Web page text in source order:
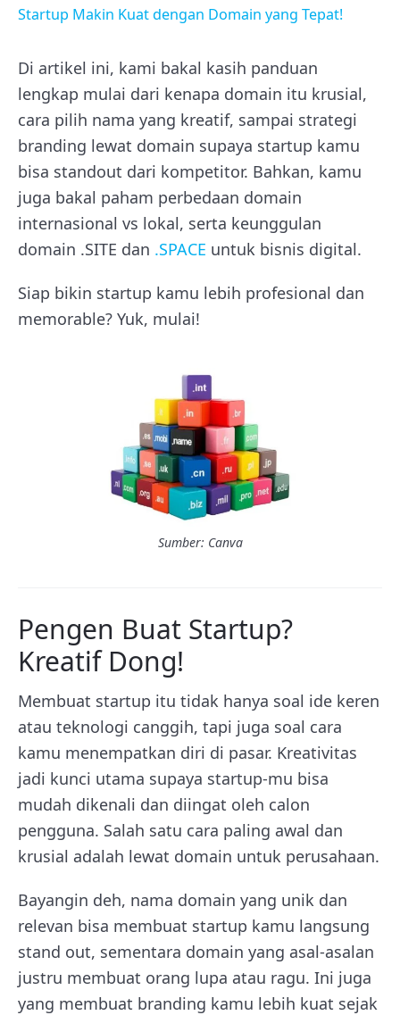
Startup Makin Kuat dengan Domain yang Tepat!
Di artikel ini, kami bakal kasih panduan
lengkap mulai dari kenapa domain itu krusial,
cara pilih nama yang kreatif, sampai strategi
branding lewat domain supaya startup kamu
bisa standout dari kompetitor. Bahkan, kamu
juga bakal paham perbedaan domain
internasional vs lokal, serta keunggulan
domain .SITE dan .SPACE untuk bisnis digital.
Siap bikin startup kamu lebih profesional dan
memorable? Yuk, mulai!
Sumber: Canva
Pengen Buat Startup?
Kreatif Dong!
Membuat startup itu tidak hanya soal ide keren
atau teknologi canggih, tapi juga soal cara
kamu menempatkan diri di pasar. Kreativitas
jadi kunci utama supaya startup-mu bisa
mudah dikenali dan diingat oleh calon
pengguna. Salah satu cara paling awal dan
krusial adalah lewat domain untuk perusahaan.
Bayangin deh, nama domain yang unik dan
relevan bisa membuat startup kamu langsung
stand out, sementara domain yang asal-asalan
justru membuat orang lupa atau ragu. Ini juga
yang membuat branding kamu lebih kuat sejak